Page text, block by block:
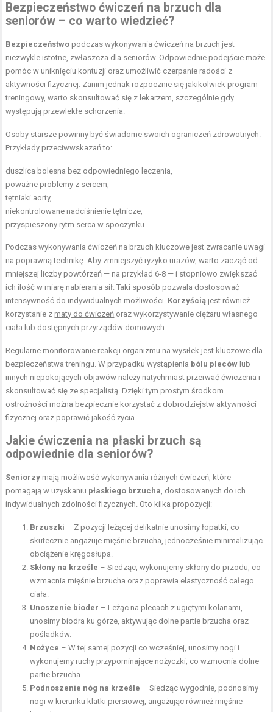
Bezpieczeństwo ćwiczeń na brzuch dla
seniorów – co warto wiedzieć?
Bezpieczeństwo podczas wykonywania ćwiczeń na brzuch jest
niezwykle istotne, zwłaszcza dla seniorów. Odpowiednie podejście może
pomóc w uniknięciu kontuzji oraz umożliwić czerpanie radości z
aktywności fizycznej. Zanim jednak rozpocznie się jakikolwiek program
treningowy, warto skonsultować się z lekarzem, szczególnie gdy
występują przewlekłe schorzenia.
Osoby starsze powinny być świadome swoich ograniczeń zdrowotnych.
Przykłady przeciwwskazań to:
duszlica bolesna bez odpowiedniego leczenia,
poważne problemy z sercem,
tętniaki aorty,
niekontrolowane nadciśnienie tętnicze,
przyspieszony rytm serca w spoczynku.
Podczas wykonywania ćwiczeń na brzuch kluczowe jest zwracanie uwagi
na poprawną technikę. Aby zmniejszyć ryzyko urazów, warto zacząć od
mniejszej liczby powtórzeń — na przykład 6-8 — i stopniowo zwiększać
ich ilość w miarę nabierania sił. Taki sposób pozwala dostosować
intensywność do indywidualnych możliwości. Korzyścią jest również
korzystanie z maty do ćwiczeń oraz wykorzystywanie ciężaru własnego
ciała lub dostępnych przyrządów domowych.
Regularne monitorowanie reakcji organizmu na wysiłek jest kluczowe dla
bezpieczeństwa treningu. W przypadku wystąpienia bólu pleców lub
innych niepokojących objawów należy natychmiast przerwać ćwiczenia i
skonsultować się ze specjalistą. Dzięki tym prostym środkom
ostrożności można bezpiecznie korzystać z dobrodziejstw aktywności
fizycznej oraz poprawić jakość życia.
Jakie ćwiczenia na płaski brzuch są
odpowiednie dla seniorów?
Seniorzy mają możliwość wykonywania różnych ćwiczeń, które
pomagają w uzyskaniu płaskiego brzucha, dostosowanych do ich
indywidualnych zdolności fizycznych. Oto kilka propozycji:
Brzuszki – Z pozycji leżącej delikatnie unosimy łopatki, co
skutecznie angażuje mięśnie brzucha, jednocześnie minimalizując
obciążenie kręgosłupa.
Skłony na krześle – Siedząc, wykonujemy skłony do przodu, co
wzmacnia mięśnie brzucha oraz poprawia elastyczność całego
ciała.
Unoszenie bioder – Leżąc na plecach z ugiętymi kolanami,
unosimy biodra ku górze, aktywując dolne partie brzucha oraz
pośladków.
Nożyce – W tej samej pozycji co wcześniej, unosimy nogi i
wykonujemy ruchy przypominające nożyczki, co wzmocnia dolne
partie brzucha.
Podnoszenie nóg na krześle – Siedząc wygodnie, podnosimy
nogi w kierunku klatki piersiowej, angażując również mięśnie